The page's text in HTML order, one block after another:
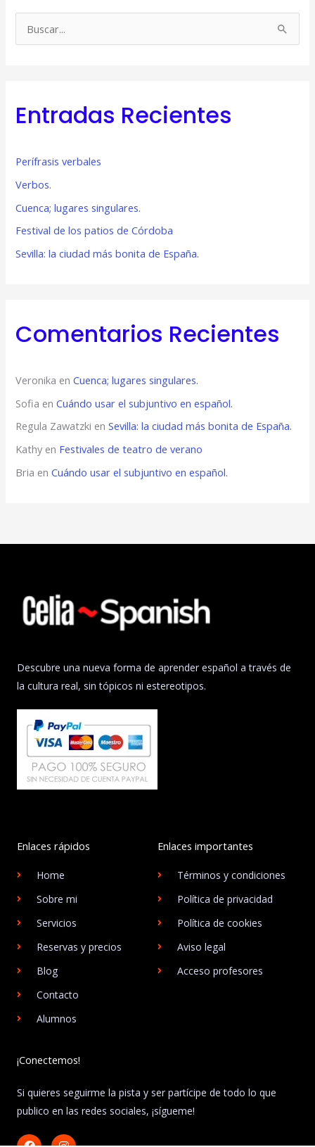
a
:
Entradas Recientes
Perífrasis verbales
Verbos.
Cuenca; lugares singulares.
Festival de los patios de Córdoba
Sevilla: la ciudad más bonita de España.
Comentarios Recientes
Veronika enCuenca; lugares singulares.
Sofia enCuándo usar el subjuntivo en español.
Regula Zawatzki enSevilla: la ciudad más bonita de España.
Kathy en Festivales de teatro de verano
Bria enCuándo usar el subjuntivo en español.
Descubre una nueva forma de aprender español a través de
la cultura real, sin tópicos ni estereotipos.
Enlaces rápidos
Home
Sobre mi
Servicios
Reservas y precios
Blog
Contacto
Alumnos
Enlaces importantes
Términos y condiciones
Política de privacidad
Política de cookies
Aviso legal
Acceso profesores
¡Conectemos!
Si quieres seguirme la pista y ser partícipe de todo lo que
publico en las redes sociales, ¡sígueme!
F I